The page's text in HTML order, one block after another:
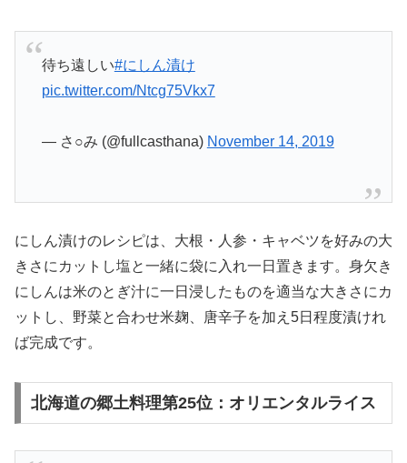
待ち遠しい#にしん漬け
pic.twitter.com/Ntcg75Vkx7
— さ○み (@fullcasthana) November 14, 2019
にしん漬けのレシピは、大根・人参・キャベツを好みの大
きさにカットし塩と一緒に袋に入れ一日置きます。身欠き
にしんは米のとぎ汁に一日浸したものを適当な大きさにカ
ットし、野菜と合わせ米麹、唐辛子を加え5日程度漬けれ
ば完成です。
北海道の郷土料理第25位：オリエンタルライス